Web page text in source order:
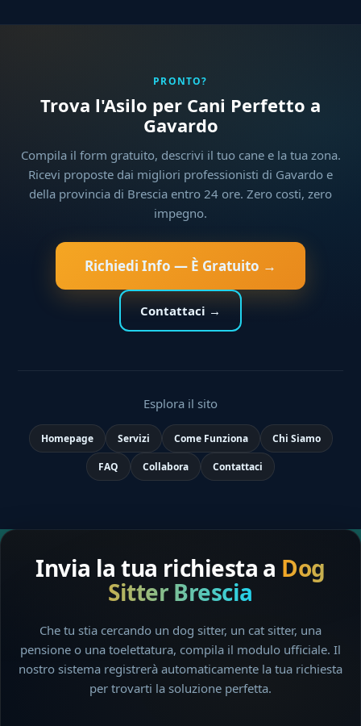
PRONTO?
Trova l'Asilo per Cani Perfetto a
Gavardo
Compila il form gratuito, descrivi il tuo cane e la tua zona.
Ricevi proposte dai migliori professionisti di Gavardo e
della provincia di Brescia entro 24 ore. Zero costi, zero
impegno.
Richiedi Info — È Gratuito →
Contattaci →
Esplora il sito
Homepage Servizi Come Funziona Chi Siamo
FAQ Collabora Contattaci
Invia la tua richiesta a Dog
Sitter Brescia
Che tu stia cercando un dog sitter, un cat sitter, una
pensione o una toelettatura, compila il modulo ufficiale. Il
nostro sistema registrerà automaticamente la tua richiesta
per trovarti la soluzione perfetta.